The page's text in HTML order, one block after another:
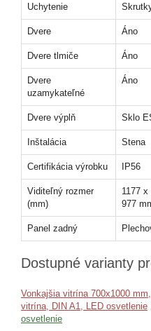
Uchytenie
Dvere Áno
Dvere tlmiče Áno
Dvere
uzamykateľné
Áno
Dvere výplň Sklo
Inštalácia Stena
Certifikácia výrobku IP56
Viditeľný rozmer
(mm)
1177
977
Panel zadný
Dostupné varianty
Vonkajšia vitrína 700x1000
vitrína, DIN A1, LED osvetlenie
osvetlenie